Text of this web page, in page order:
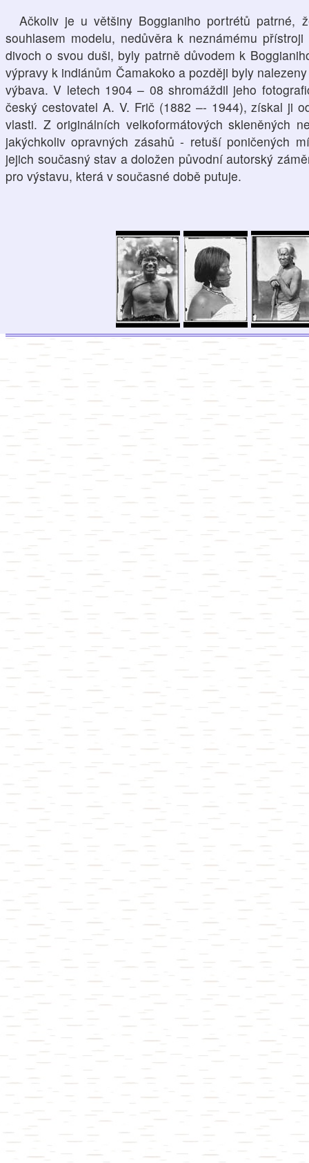
Ačkoliv je u většiny Boggianiho portrétů patrné,
souhlasem modelu, nedůvěra k neznámému
divoch o svou duši, byly patrně důvodem k
výpravy k indiánům Čamakoko a později byly
výbava. V letech 1904 – 08 shromáždil jeho
český cestovatel A. V. Frič (1882 –- 1944), získal ji
vlasti. Z originálních velkoformátových skleněných
jakýchkoliv opravných zásahů - retuší poničených
jejich současný stav a doložen původní autorský
pro výstavu, která v současné době putuje.